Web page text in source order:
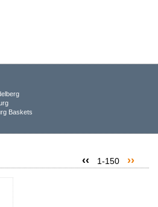
Baskets
‹‹ 1-150 ››